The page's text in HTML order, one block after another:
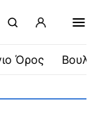
Όρος